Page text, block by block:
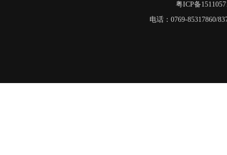
粤ICP备
电话：0769-85317860/